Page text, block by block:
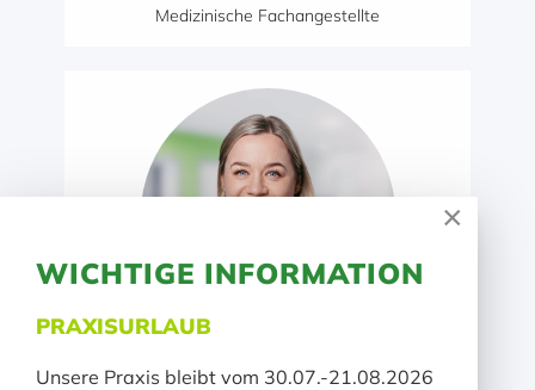
Medizinische Fachangestellte
MAIKE DIMAIUTA
×
WICHTIGE INFORMATION
PRAXISURLAUB
Unsere Praxis bleibt vom 30.07.-21.08.2026